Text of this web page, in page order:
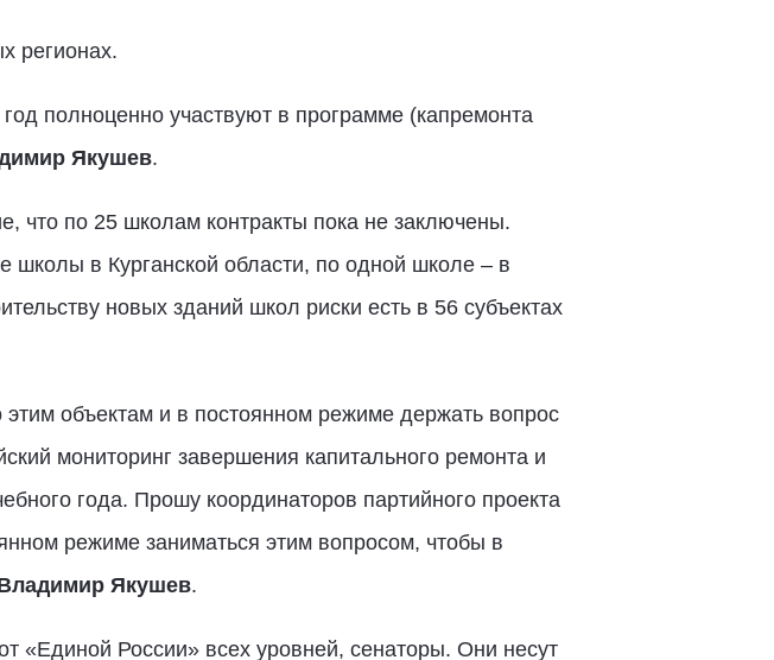
регионах.
полноценно участвуют в программе (капремонта
Якушев.
что по 25 школам контракты пока не заключены.
школы в Курганской области, по одной школе – в
новых зданий школ риски есть в 56 субъектах
объектам и в постоянном режиме держать вопрос
мониторинг завершения капитального ремонта и
года. Прошу координаторов партийного проекта
режиме заниматься этим вопросом, чтобы в
Якушев.
«Единой России» всех уровней, сенаторы. Они несут